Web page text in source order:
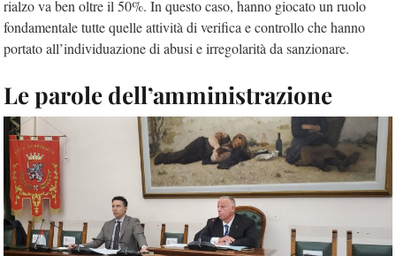
rialzo va ben oltre il 50%. In questo caso, hanno giocato un ruolo
fondamentale tutte quelle attività di verifica e controllo che hanno
portato all’individuazione di abusi e irregolarità da sanzionare.
Le parole dell’amministrazione